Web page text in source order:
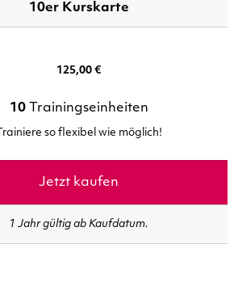
10er Kurskarte
125,00 €
10Trainingseinheiten
Trainiere so flexibel wie möglich!
Jetzt kaufen
1 Jahr gültig ab Kaufdatum.